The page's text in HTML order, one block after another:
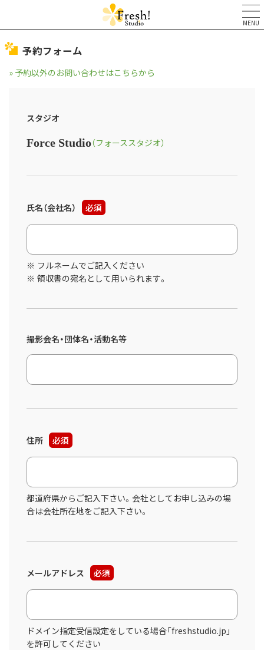
MENU
予約フォーム
» 予約以外のお問い合わせはこちらから
スタジオ
Force Studio（フォーススタジオ）
氏名（会社名） 必須
フルネームでご記入ください
領収書の宛名として用いられます。
撮影会名・団体名・活動名等
住所 必須
都道府県からご記入下さい。会社としてお申し込みの場
合は会社所在地をご記入下さい。
メールアドレス 必須
ドメイン指定受信設定をしている場合「freshstudio.jp」
を許可してください